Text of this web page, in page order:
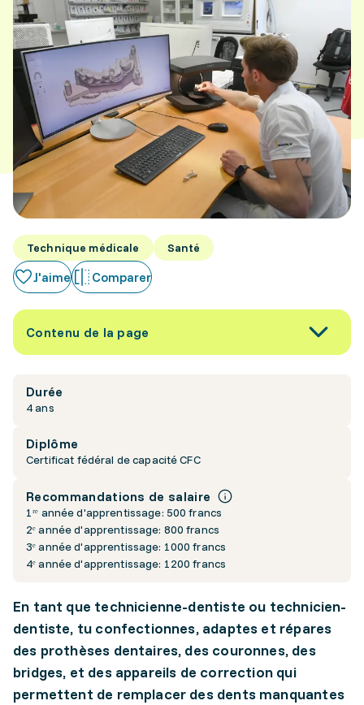
Technique médicale Santé
J'aime Comparer
Contenu de la page
Durée
4 ans
Diplôme
Certificat fédéral de capacité CFC
Recommandations de salaire
1ʳᵉ année d'apprentissage: 500 francs
2ᵉ année d'apprentissage: 800 francs
3ᵉ année d'apprentissage: 1000 francs
4ᵉ année d'apprentissage: 1200 francs
En tant que technicienne-dentiste ou technicien-
dentiste, tu confectionnes, adaptes et répares
des prothèses dentaires, des couronnes, des
bridges, et des appareils de correction qui
permettent de remplacer des dents manquantes